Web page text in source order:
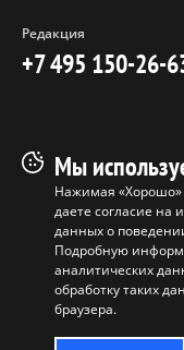
Редакция
+7 495 150-26-
Пользовательское
Политика
Программа лояльности
Условия продажи
Копирование материалов
разрешения запрещено ©
ООО "БАБЛ", 2017-2026
Мы
Нажимая «Хорошо»
даете согласие на
данных о
Подробную
аналитических
обработку таких
браузера.